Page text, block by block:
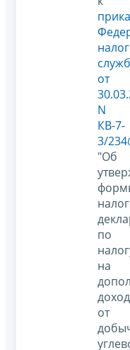
от
N
КВ-7-
3/
"Об
по
на
доход
от